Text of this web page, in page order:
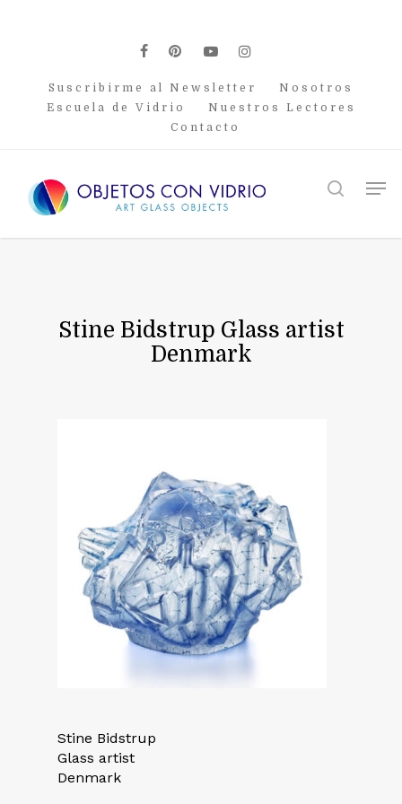
facebook
pinterest
youtubeinstagram
Suscribirme al Newsletter
Nosotros
Escuela de Vidrio
Nuestros Lectores
Contacto
search
Stine Bidstrup Glass artist
Denmark
Stine Bidstrup
Glass artist
Denmark